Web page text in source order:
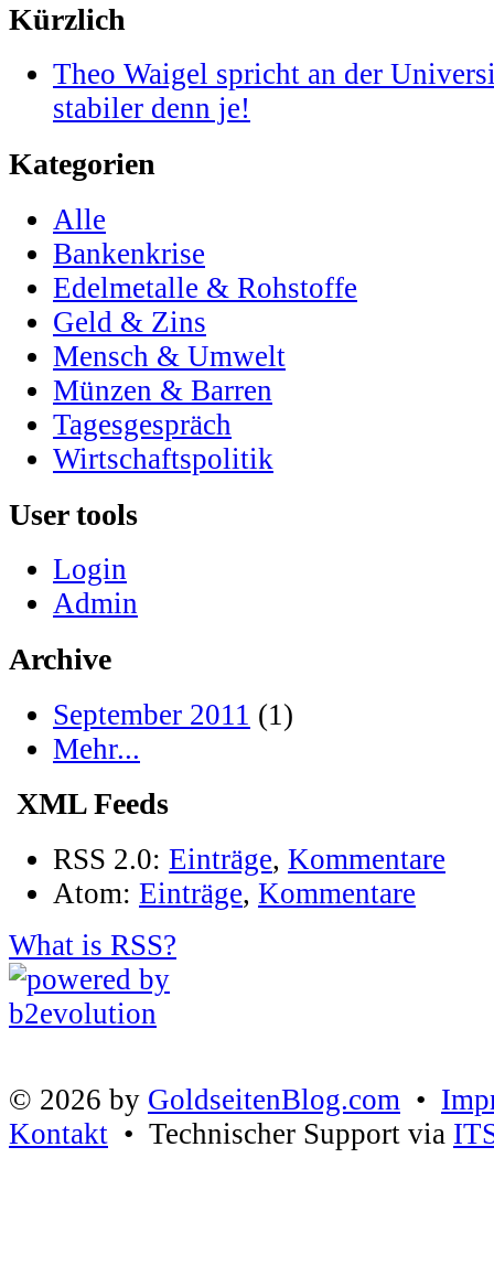
Kürzlich
Theo Waigel spricht an der
stabiler denn je!
Kategorien
Alle
Bankenkrise
Edelmetalle & Rohstoffe
Geld & Zins
Mensch & Umwelt
Münzen & Barren
Tagesgespräch
Wirtschaftspolitik
User tools
Login
Admin
Archive
September 2011 (1)
Mehr...
XML Feeds
RSS 2.0: Einträge, Kommentare
Atom: Einträge, Kommentare
What is RSS?
© 2026 by GoldseitenBlog.com •
Kontakt • Technischer Support via